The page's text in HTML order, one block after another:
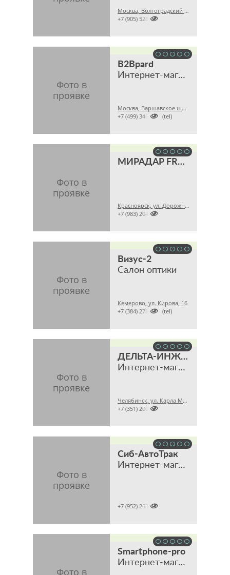
Москва, Волгоградский пр., 45А

+7 (905) 5285511
B2Bpard
Интернет-магазин
Москва, Варшавское шоссе, 28A

+7 (499) 3468121 (tel)
МИРАДАР FROCHI
Красноярск, ул. Дорожная, 16, пом. 1

+7 (983) 2042447
Визус-2
Салон оптики
Кемерово, ул. Кирова, 16

+7 (384) 2780101 (tel)
ДЕЛЬТА-ИНЖИНИРИНГ
Интернет-магазин
Челябинск, ул. Карла Маркса, 28А офис 43

+7 (351) 2009316
Сиб-АвтоТрак
Интернет-магазин

+7 (952) 2631159
Smartphone-pro
Интернет-магазин оригинальной техники и аксессуаров